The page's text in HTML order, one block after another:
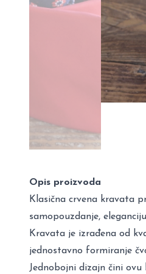
Opis proizvoda
Klasična crvena kravata
samopouzdanje,
Kravata je izrađena od
jednostavno formiranje
Jednobojni dizajn čini